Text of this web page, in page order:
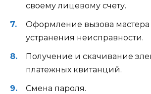
своему лицевому счету.
Оформление вызова мастера
устранения неисправности.
Получение и скачивание
платежных квитанций.
Смена пароля.